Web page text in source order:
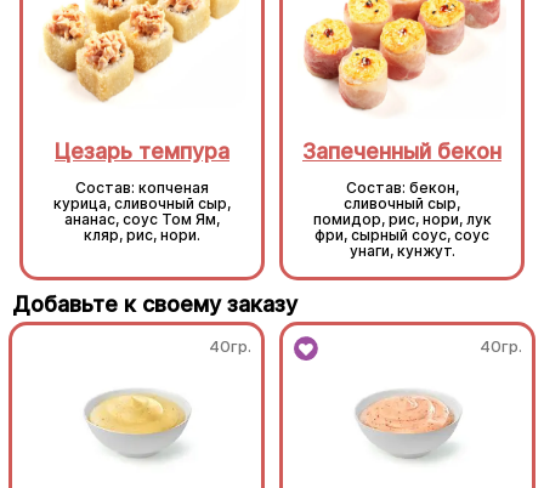
Цезарь темпура
Состав: копченая
курица, сливочный сыр,
ананас, соус Том Ям,
кляр, рис, нори.
Запеченный бекон
Состав: бекон,
сливочный сыр,
помидор, рис, нори, лук
фри, сырный соус, соус
унаги, кунжут.
Добавьте к своему заказу
40гр. 40гр.